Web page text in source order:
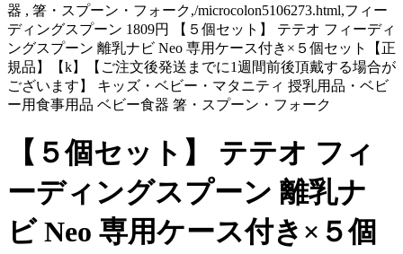
器 , 箸・スプーン・フォーク,/microcolon5106273.html,フィー
ディングスプーン 1809円 【５個セット】 テテオ フィーディ
ングスプーン 離乳ナビ Neo 専用ケース付き×５個セット【正
規品】【k】【ご注文後発送までに1週間前後頂戴する場合が
ございます】 キッズ・ベビー・マタニティ 授乳用品・ベビ
ー用食事用品 ベビー食器 箸・スプーン・フォーク
【５個セット】 テテオ フィ
ーディングスプーン 離乳ナ
ビ Neo 専用ケース付き×５個